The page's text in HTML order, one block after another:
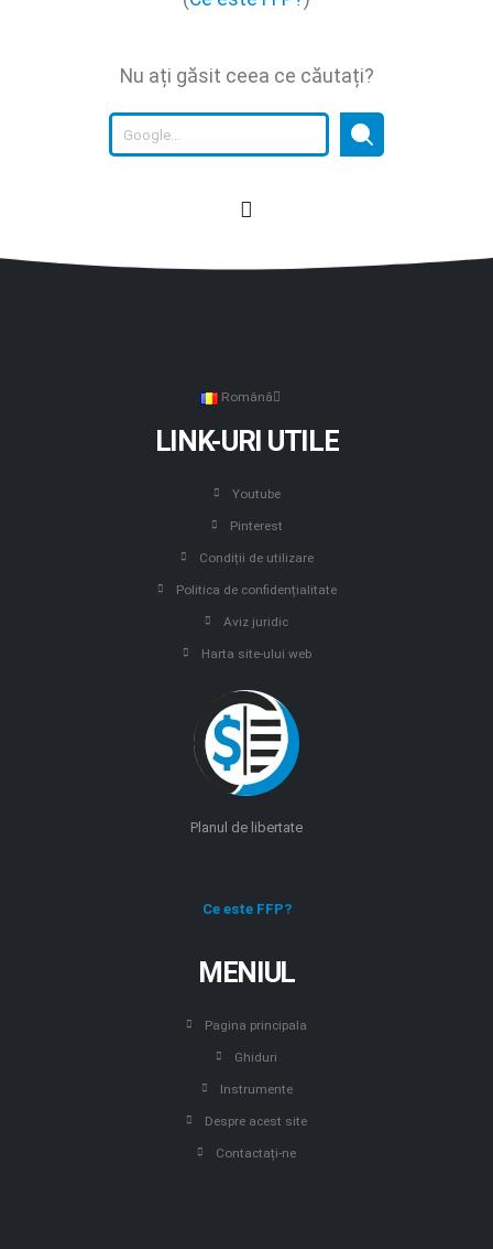
Nu ați găsit ceea ce căutați?
Română
LINK-URI UTILE
Youtube
Pinterest
Condiții de utilizare
Politica de confidențialitate
Aviz juridic
Harta site-ului web
Planul de libertate
Ce este FFP?
MENIUL
Pagina principala
Ghiduri
Instrumente
Despre acest site
Contactați-ne